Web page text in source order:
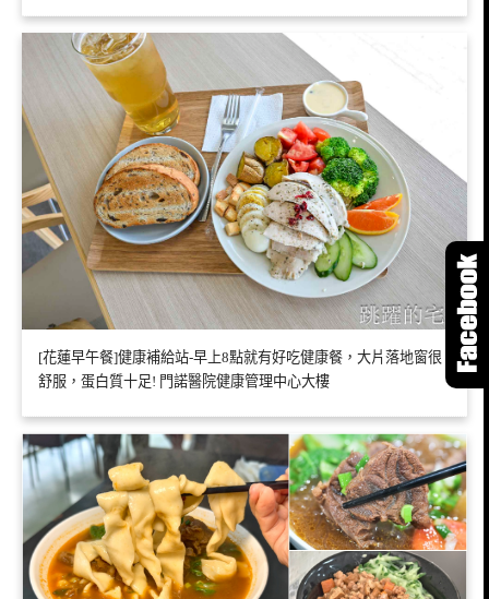
[花蓮早午餐]健康補給站-早上8點就有好吃健康餐，大片落地窗很
舒服，蛋白質十足! 門諾醫院健康管理中心大樓